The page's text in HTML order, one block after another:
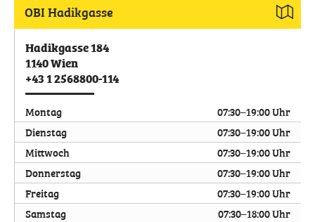
OBI Hadikgasse
Hadikgasse 184
1140Wien
+43 1 2568800-114
Montag
07:30–19:00 Uhr
Dienstag
07:30–19:00 Uhr
Mittwoch
07:30–19:00 Uhr
Donnerstag
07:30–19:00 Uhr
Freitag
07:30–19:00 Uhr
Samstag
07:30–18:00 Uhr